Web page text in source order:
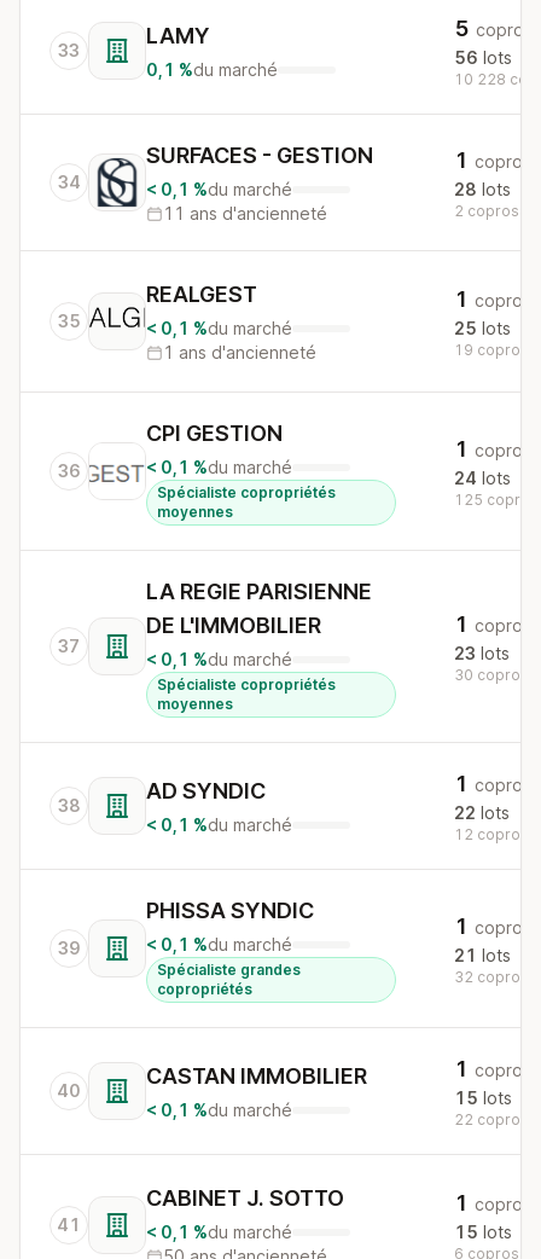
33
LAMY
0,1 %du marché
5 copros
56 lots
10 228
34
SURFACES - GESTION
< 0,1 %du marché
11 ans d'ancienneté
1 copro
28 lots
2 copros
35
REALGEST
< 0,1 %du marché
1 ans d'ancienneté
1 copro
25 lots
19 copros
36
CPI GESTION
< 0,1 %du marché
Spécialiste copropriétés
moyennes
1 copro
24 lots
125 copros
37
LA REGIE PARISIENNE
DE L'IMMOBILIER
< 0,1 %du marché
Spécialiste copropriétés
moyennes
1 copro
23 lots
30 copros
38
AD SYNDIC
< 0,1 %du marché
1 copro
22 lots
12 copros
39
PHISSA SYNDIC
< 0,1 %du marché
Spécialiste grandes
copropriétés
1 copro
21 lots
32 copros
40
CASTAN IMMOBILIER
< 0,1 %du marché
1 copro
15 lots
22 copros
41
CABINET J. SOTTO
< 0,1 %du marché
1 copro
15 lots
6 copros